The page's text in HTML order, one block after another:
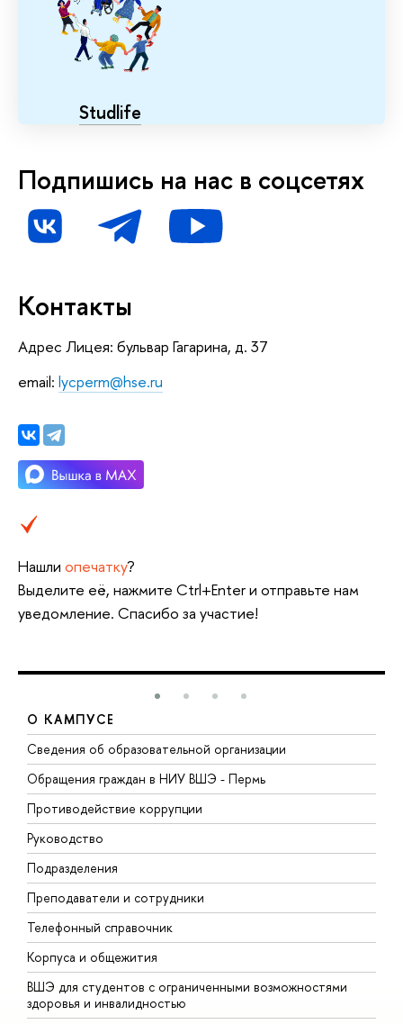
Studlife
Подпишись на нас в соцсетях
Контакты
Адрес Лицея: бульвар Гагарина, д. 37
email: lycperm@hse.ru
Нашли опечатку?
Выделите её, нажмите Ctrl+Enter и отправьте нам
уведомление. Спасибо за участие!
О КАМПУСЕ
Сведения об образовательной организации
Обращения граждан в НИУ ВШЭ - Пермь
Противодействие коррупции
Руководство
Подразделения
Преподаватели и сотрудники
Телефонный справочник
Корпуса и общежития
ВШЭ для студентов с ограниченными возможностями
здоровья и инвалидностью